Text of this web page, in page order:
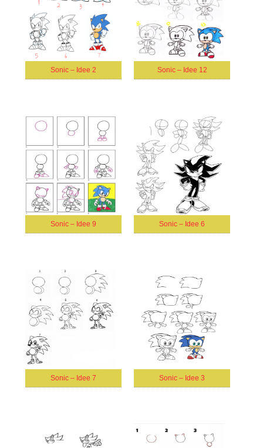
Sonic – Idee 2 Sonic – Idee 12
Sonic – Idee 9 Sonic – Idee 6
Sonic – Idee 7 Sonic – Idee 3